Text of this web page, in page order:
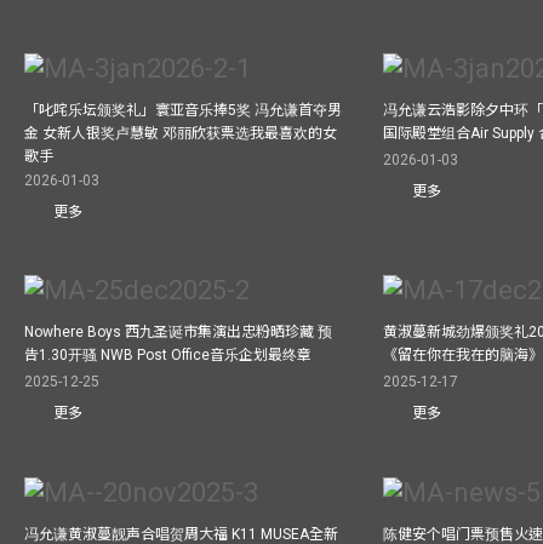
「叱咤乐坛颁奖礼」寰亚音乐捧5奖 冯允谦首夺男
金 女新人银奖卢慧敏 邓丽欣获票选我最喜欢的女
歌手
2026-01-03
更多
冯允谦云浩影除夕中环
国际殿堂组合Air Supply
2026-01-03
更多
Nowhere Boys 西九圣诞市集演出忠粉晒珍藏 预
告1.30开骚 NWB Post Office音乐企划最终章
2025-12-25
更多
黄淑蔓新城劲爆颁奖礼
《留在你在我在的脑海
2025-12-17
更多
冯允谦黄淑蔓靓声合唱贺周大福 K11 MUSEA全新
陈健安个唱门票预售火